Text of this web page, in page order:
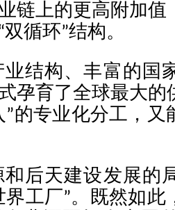
链上的更高附加值
循环”结构。
结构、丰富的国
孕育了全球最大的
”的专业化分工，又
和后天建设发展的
界工厂”。既然如此